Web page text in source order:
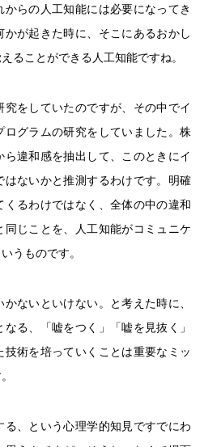
らの人工知能には必要になってき
が起きた時に、そこにあるおかし
ることができる人工知能ですね。
をしていたのですが、その中でイ
ログラムの研究をしていました。株
違和感を抽出して、このときにイ
はないかと推測するわけです。明確
るわけではなく、全体の中の違和
じことを、人工知能がコミュニケ
うものです。
ないといけない。と考えた時に、
る、「嘘をつく」「嘘を見抜く」
技術を培っていくことは重要なミッ
る、という心理学的知見ですでにわ